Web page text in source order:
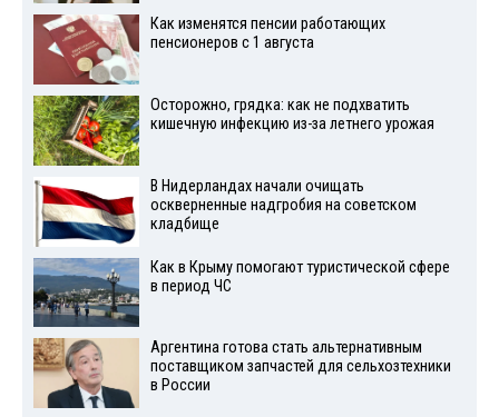
Как изменятся пенсии работающих
пенсионеров с 1 августа
Осторожно, грядка: как не подхватить
кишечную инфекцию из-за летнего урожая
В Нидерландах начали очищать
оскверненные надгробия на советском
кладбище
Как в Крыму помогают туристической сфере
в период ЧС
Аргентина готова стать альтернативным
поставщиком запчастей для сельхозтехники
в России